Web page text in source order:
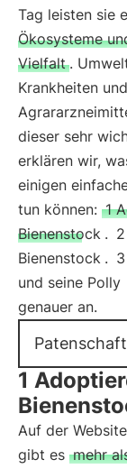
Tag leisten sie
Ökosysteme
Vielfalt .
Krankheiten
dieser sehr
erklären wir,
einigen
tun können: 1
Bienenstock .
Bienenstock .
und seine Polly
genauer an.
1
Auf der Website
gibt es mehr